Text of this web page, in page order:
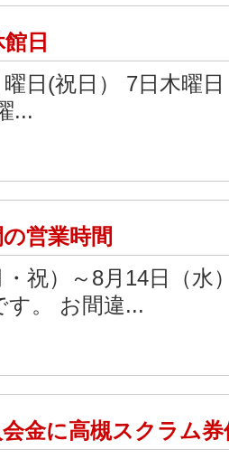
日
日(祝日） 7日木曜
...
営業時間
・祝）～8月14日（水
す。 お間違...
金に高槻スクラム